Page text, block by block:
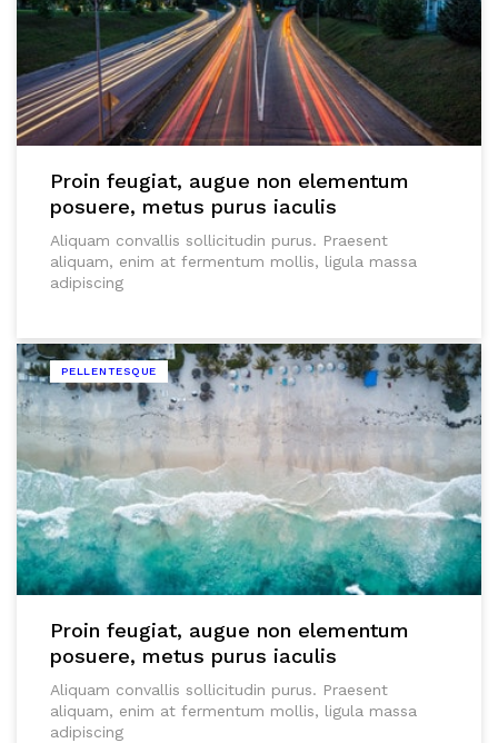
Proin feugiat, augue non elementum
posuere, metus purus iaculis
Aliquam convallis sollicitudin purus. Praesent
aliquam, enim at fermentum mollis, ligula massa
adipiscing
PELLENTESQUE
Proin feugiat, augue non elementum
posuere, metus purus iaculis
Aliquam convallis sollicitudin purus. Praesent
aliquam, enim at fermentum mollis, ligula massa
adipiscing